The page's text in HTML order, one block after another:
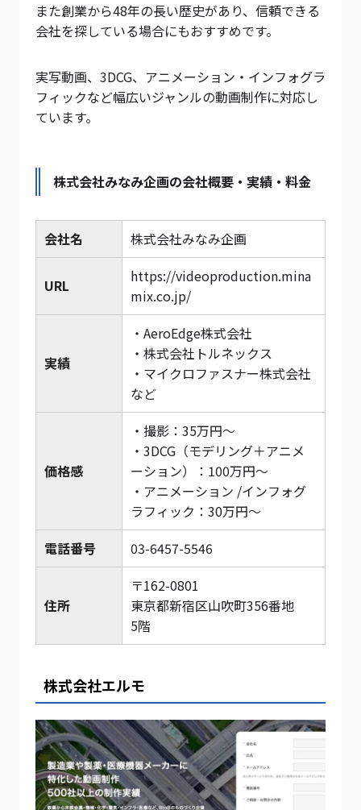
また創業から48年の長い歴史があり、信頼できる
会社を探している場合にもおすすめです。
実写動画、3DCG、アニメーション・インフォグラ
フィックなど幅広いジャンルの動画制作に対応し
ています。
株式会社みなみ企画の会社概要・実績・料金
会社名 株式会社みなみ企画
URL
https://videoproduction.mina
mix.co.jp/
実績
・AeroEdge株式会社
・株式会社トルネックス
・マイクロファスナー株式会社
など
価格感
・撮影：35万円〜
・3DCG（モデリング＋アニメ
ーション）：100万円〜
・アニメーション /インフォグ
ラフィック：30万円〜
電話番号
03-6457-5546
住所
〒162-0801
東京都新宿区山吹町356番地
5階
株式会社エルモ